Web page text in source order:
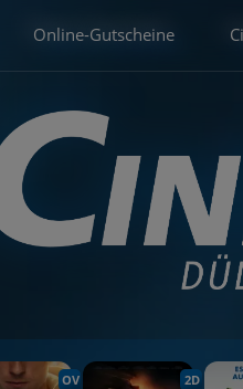
Online-Gutscheine
OV
2D